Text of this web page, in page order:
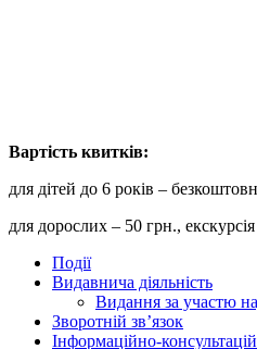
для дітей до 6 років –
для дорослих – 50 грн.,
Події
Видавнича діяльність
Видання за участю
Зворотній зв’язок
Інформаційно-